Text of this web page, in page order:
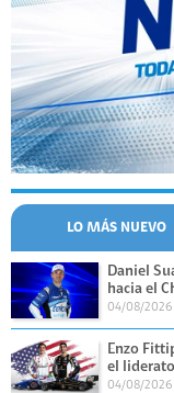
LO MÁS NUEVO
Daniel
hacia el
04/08/2026
Enzo
el
04/08/2026